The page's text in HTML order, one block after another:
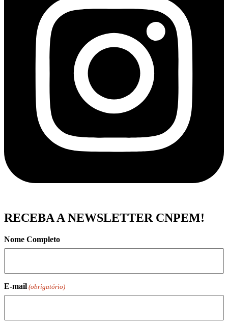
RECEBA A NEWSLETTER CNPEM!
Nome Completo
E-mail (obrigatório)